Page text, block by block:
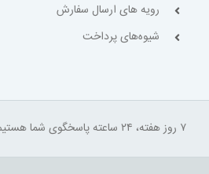
رویه های ارسال سفارش
شیوه‌های پرداخت
۷ روز هفته، ۲۴ ساعته پاسخگوی شما هستیم.